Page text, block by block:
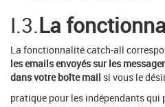
I.3.La
La fonctionnalité catch-all
les emails envoyés sur les
dans votre boîte mail si vous le
pratique pour les indépendants qui